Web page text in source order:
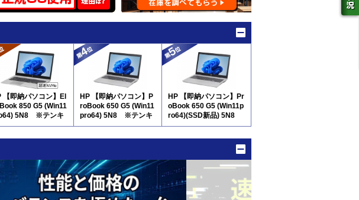
【即納パソコン】El
850 G5 (Win11
5N8 ※テンキ
HP 【即納パソコン】P
roBook 650 G5 (Win11
pro64) 5N8 ※テンキ
ー付
HP 【即納パソコン】Pr
oBook 650 G5 (Win11p
ro64)(SSD新品) 5N8
※テンキー付